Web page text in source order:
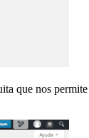
que nos